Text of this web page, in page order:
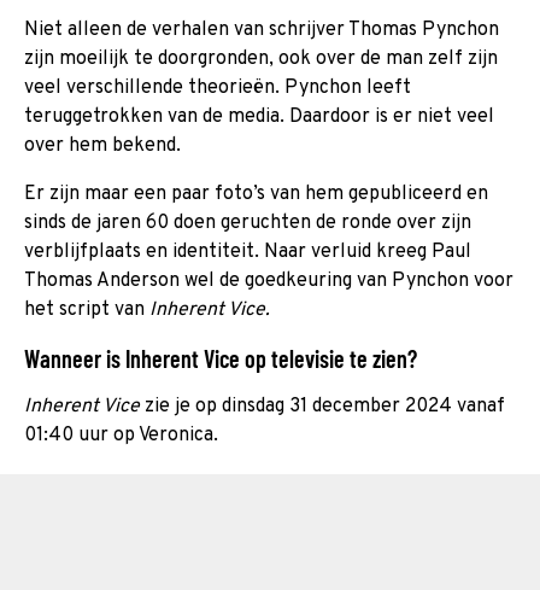
Niet alleen de verhalen van schrijver Thomas Pynchon
zijn moeilijk te doorgronden, ook over de man zelf zijn
veel verschillende theorieën. Pynchon leeft
teruggetrokken van de media. Daardoor is er niet veel
over hem bekend.
Er zijn maar een paar foto’s van hem gepubliceerd en
sinds de jaren 60 doen geruchten de ronde over zijn
verblijfplaats en identiteit. Naar verluid kreeg Paul
Thomas Anderson wel de goedkeuring van Pynchon voor
het script van Inherent Vice.
Wanneer is Inherent Vice op televisie te zien?
Inherent Vice zie je op dinsdag 31 december 2024 vanaf
01:40 uur op Veronica.